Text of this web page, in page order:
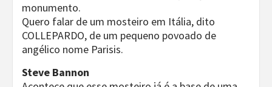
monumento.
Quero falar de um mosteiro em Itália, dito
COLLEPARDO, de um pequeno povoado de
angélico nome Parisis.
Steve Bannon